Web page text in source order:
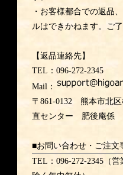
・お客様都合での返品
ルはできかねます。ご了
【返品連絡先】
TEL：096-272-2345
Mail：
〒861-0132 熊本市北
直センター 肥後庵係
■お問い合わせ・ご注文
TEL：096-272-2345（